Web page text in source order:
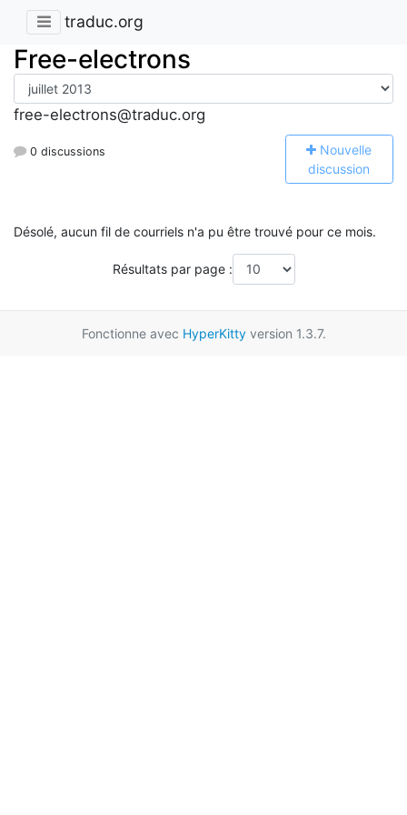
traduc.org
Free-electrons
free-electrons@traduc.org
0 discussions Nouvelle
discussion
Désolé, aucun fil de courriels n'a pu être trouvé pour ce mois.
Résultats par page :
Fonctionne avec HyperKittyversion 1.3.7.